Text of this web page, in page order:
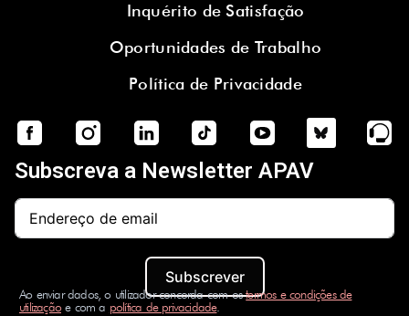
Inquérito de Satisfação
Oportunidades de Trabalho
Política de Privacidade
Subscreva a Newsletter APAV
Subscrever
Ao enviar dados, o utilizador concorda com ostermos e condições de
utilizaçãoe com a política de privacidade.